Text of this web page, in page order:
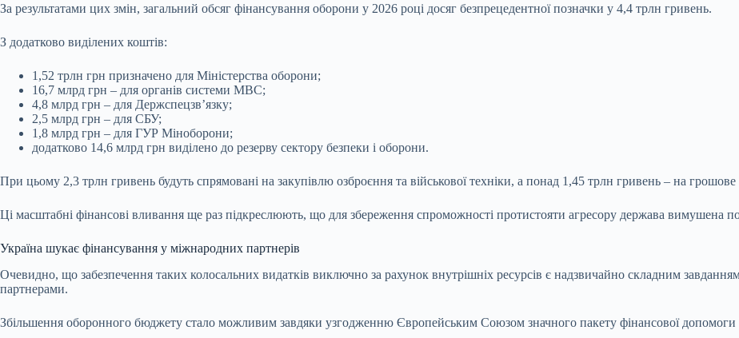
За результатами цих змін, загальний обсяг фінансування оборони у 2026 році досяг безпрецедентної позначки у 4,4 трлн гривень.
З додатково виділених коштів:
1,52 трлн грн призначено для Міністерства оборони;
16,7 млрд грн – для органів системи МВС;
4,8 млрд грн – для Держспецзв’язку;
2,5 млрд грн – для СБУ;
1,8 млрд грн – для ГУР Міноборони;
додатково 14,6 млрд грн виділено до резерву сектору безпеки і оборони.
При цьому 2,3 трлн гривень будуть спрямовані на закупівлю озброєння та військової техніки, а понад 1,45 трлн гривень – на грошове
Ці масштабні фінансові вливання ще раз підкреслюють, що для збереження спроможності протистояти агресору держава вимушена
Україна шукає фінансування у міжнародних партнерів
Очевидно, що забезпечення таких колосальних видатків виключно за рахунок внутрішніх ресурсів є надзвичайно складним
партнерами.
Збільшення оборонного бюджету стало можливим завдяки узгодженню Європейським Союзом значного пакету фінансової допомоги